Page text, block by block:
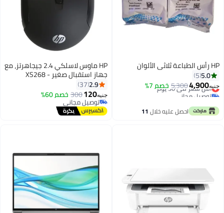
HP رأس الطباعة ثلاثي الألوان
5.0
5
جنيه4,900
5,300خصم 7% أقل سعر في 30 يوم
توصيل مجاني
أقل سعر في 30 يوم
احصل عليه خلال 11
HP ماوس لاسلكي 2.4 جيجاهرتز، مع
جهاز استقبال صغير - XS268
2.9
37
جنيه120
300 خصم 60%
توصيل مجاني
توصيل مجاني